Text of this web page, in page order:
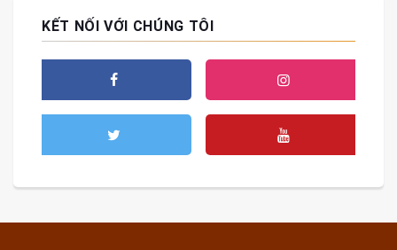
KẾT NỐI VỚI CHÚNG TÔI